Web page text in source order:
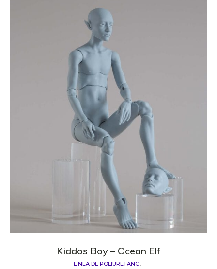
Kiddos Boy – Ocean Elf
LÍNEA DE POLIURETANO